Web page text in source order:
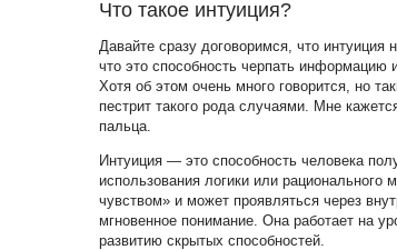
Что такое интуиция?
Давайте сразу договоримся, что
что это способность черпать информацию
Хотя об этом очень много говорится, но
пестрит такого рода случаями. Мне
пальца.
Интуиция — это способность человека
использования логики или
чувством» и может проявляться через
мгновенное понимание. Она работает на
развитию скрытых способностей.